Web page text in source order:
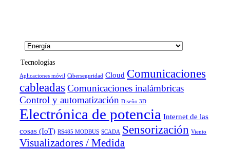
Tecnologías
Aplicaciones móvil Ciberseguridad Cloud Comunicaciones
cableadas Comunicaciones inalámbricas
Control y automatización Diseño 3D
Electrónica de potencia Internet de las
cosas (IoT) RS485 MODBUS SCADA Sensorización Viento
Visualizadores / Medida